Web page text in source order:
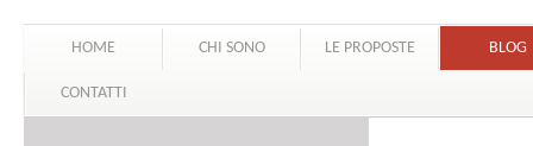
HOME CHI SONO LE PROPOSTE BLOG
CONTATTI